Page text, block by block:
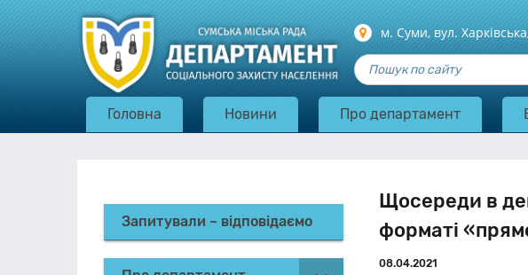
м. Суми, вул.
Головна Новини Про департамент
Запитували – відповідаємо
Щосереди в
форматі
08.04.2021